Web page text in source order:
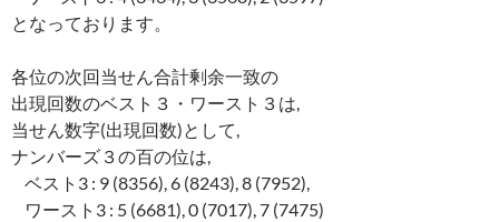
となっております。
各位の次回当せん合計剰余一致の
出現回数のベスト３・ワースト３は,
当せん数字(出現回数)として,
ナンバーズ３の百の位は,
ベスト3 : 9 (8356), 6 (8243), 8 (7952),
ワースト3 : 5 (6681), 0 (7017), 7 (7475)